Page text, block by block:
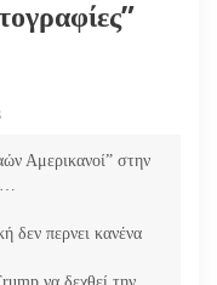
”
Αμερικανοί” στην
δεν περνει κανένα